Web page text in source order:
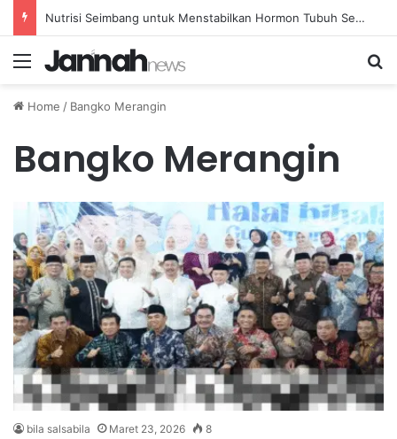
Nutrisi Seimbang untuk Menstabilkan Hormon Tubuh Secara Alami dan Aman Setiap Hari
Menu
Home / Bangko Merangin
Bangko Merangin
bila salsabila Maret 23, 2026 8